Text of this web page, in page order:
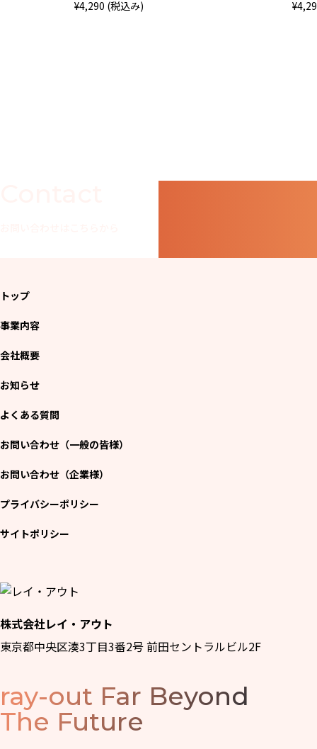
¥4,290 (税込み)
株式会社レイ・アウト
東京都中央区湊3丁目3番2号 前田セントラルビル2F
トップ
事業内容
会社概要
お知らせ
よくある質問
お問い合わせ（一般の皆様）
お問い合わせ（企業様）
プライバシーポリシー
サイトポリシー
ray-out Far Beyond
The Future